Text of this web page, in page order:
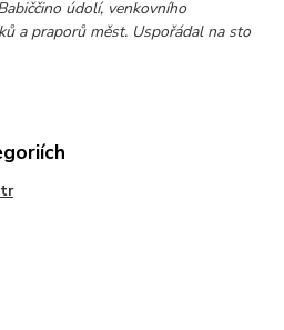
údolí, venkovního
a praporů měst. Uspořádal na sto